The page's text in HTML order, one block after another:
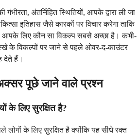
अंतर्निहित स्थितियों, आपके द्वारा ली जा
इतिहास जैसे कारकों पर विचार करेगा ताकि
आपके लिए कौन सा विकल्प सबसे अच्छा है। कभी-
के विकल्पों पर जाने से पहले ओवर-द-काउंटर
देते हैं।
पूछे जाने वाले प्रश्न
के लिए सुरक्षित है?
लोगों के लिए सुरक्षित है क्योंकि यह सीधे रक्त